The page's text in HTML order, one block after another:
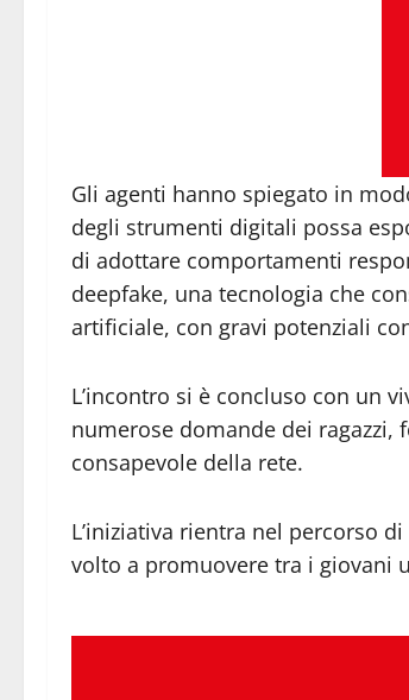
Gli agenti hanno spiegato in
degli strumenti digitali possa
di adottare comportamenti
deepfake, una tecnologia che
artificiale, con gravi potenziali
L’incontro si è concluso con un
numerose domande dei
consapevole della rete.
L’iniziativa rientra nel percorso
volto a promuovere tra i giovani